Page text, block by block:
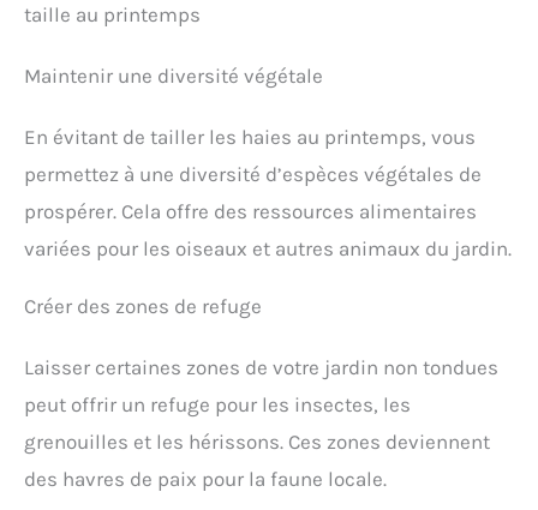
taille au printemps
Maintenir une diversité végétale
En évitant de tailler les haies au printemps, vous
permettez à une diversité d’espèces végétales de
prospérer. Cela offre des ressources alimentaires
variées pour les oiseaux et autres animaux du jardin.
Créer des zones de refuge
Laisser certaines zones de votre jardin non tondues
peut offrir un refuge pour les insectes, les
grenouilles et les hérissons. Ces zones deviennent
des havres de paix pour la faune locale.